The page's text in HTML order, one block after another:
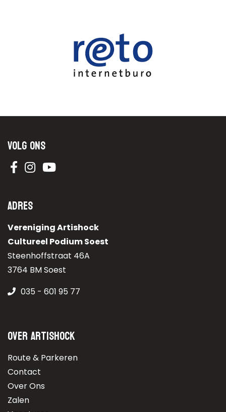
Volg ons
Adres
Vereniging Artishock
Cultureel Podium Soest
Steenhoffstraat 46A
3764 BM Soest
035 - 601 95 77
Over Artishock
Route & Parkeren
Contact
Over Ons
Zalen